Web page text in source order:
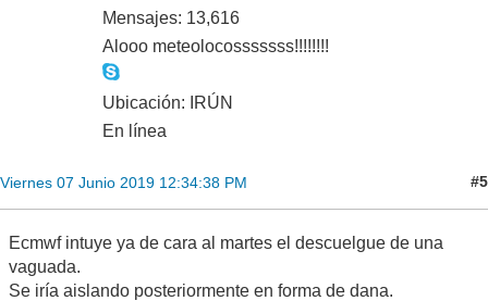
Mensajes: 13,616
Alooo meteolocosssssss!!!!!!!!
Ubicación: IRÚN
En línea
Viernes 07 Junio 2019 12:34:38 PM #5
Ecmwf intuye ya de cara al martes el descuelgue de una
vaguada.
Se iría aislando posteriormente en forma de dana.